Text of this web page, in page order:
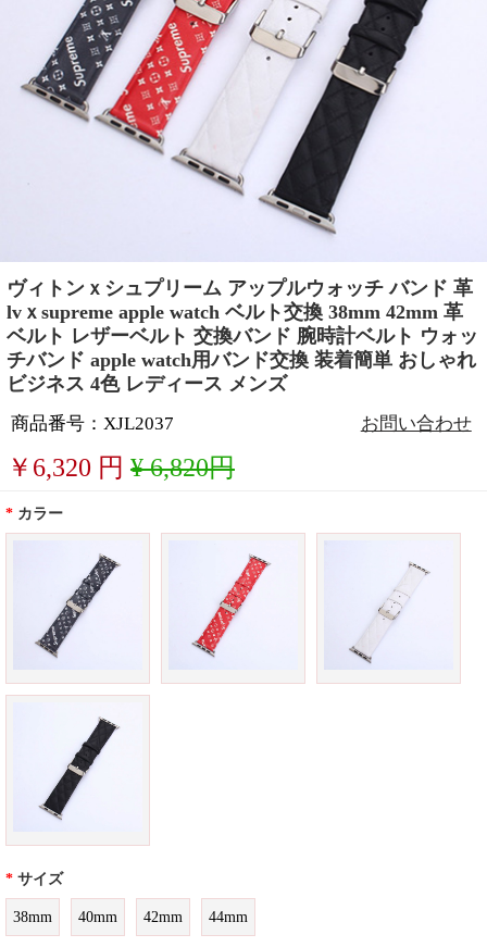
ヴィトンｘシュプリーム アップルウォッチ バンド 革
lvｘsupreme apple watch ベルト交換 38mm 42mm 革
ベルト レザーベルト 交換バンド 腕時計ベルト ウォッ
チバンド apple watch用バンド交換 装着簡単 おしゃれ
ビジネス 4色 レディース メンズ
商品番号：XJL2037 お問い合わせ
￥ 6,320 円 ¥ 6,820円
* カラー
* サイズ
38mm 40mm 42mm 44mm